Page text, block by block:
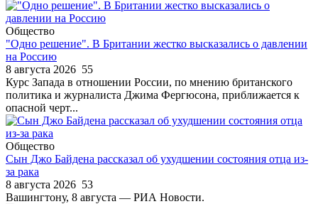
Общество
"Одно решение". В Британии жестко высказались о давлении
на Россию
8 августа 2026 55
Курс Запада в отношении России, по мнению британского
политика и журналиста Джима Фергюсона, приближается к
опасной черт...
Общество
Сын Джо Байдена рассказал об ухудшении состояния отца из-
за рака
8 августа 2026 53
Вашингтону, 8 августа — РИА Новости.